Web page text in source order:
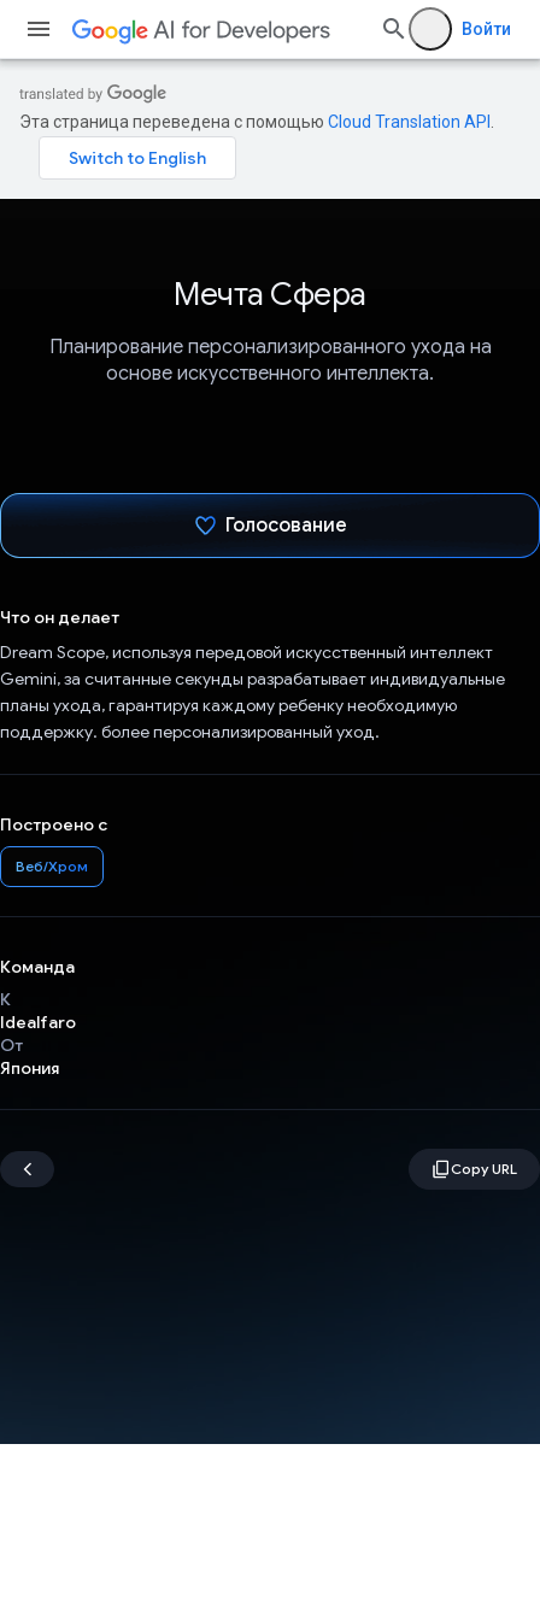
Войти
Эта страница переведена с помощью Cloud Translation API
Мечта Сфера
Планирование персонализированного ухода на
основе искусственного интеллекта.
Голосование
Что он делает
Dream Scope, используя передовой искусственный интеллект
Gemini, за считанные секунды разрабатывает индивидуальные
планы ухода, гарантируя каждому ребенку необходимую
поддержку. более персонализированный уход.
Построено с
Веб/Хром
Команда
К
Idealfaro
От
Япония